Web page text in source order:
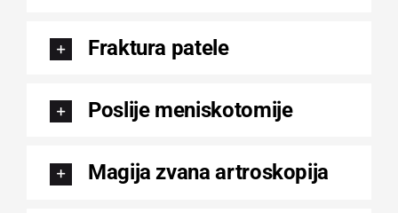
Fraktura patele
Poslije meniskotomije
Magija zvana artroskopija